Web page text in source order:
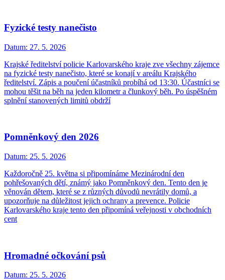
Fyzické testy nanečisto
Datum: 27. 5. 2026
Krajské ředitelství policie Karlovarského kraje zve všechny zájemce
na fyzické testy nanečisto, které se konají v areálu Krajského
ředitelství. Zápis a poučení účastníků probíhá od 13:30. Účastníci se
mohou těšit na běh na jeden kilometr a člunkový běh. Po úspěšném
splnění stanovených limitů obdrží
Pomněnkový den 2026
Datum: 25. 5. 2026
Každoročně 25. května si připomínáme Mezinárodní den
pohřešovaných dětí, známý jako Pomněnkový den. Tento den je
věnován dětem, které se z různých důvodů nevrátily domů, a
upozorňuje na důležitost jejich ochrany a prevence. Policie
Karlovarského kraje tento den připomíná veřejnosti v obchodních
cent
Hromadné očkování psů
Datum: 25. 5. 2026